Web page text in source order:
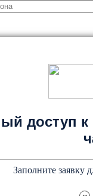
доступ к
Заполните заявку